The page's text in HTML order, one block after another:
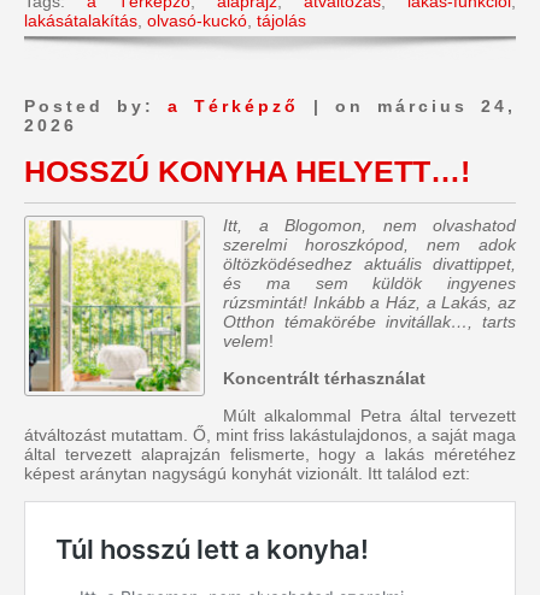
lakásátalakítás olvasó-kuckó tájolás
Posted by:a Térképző
| on március 24,
2026
HOSSZÚ KONYHA HELYETT…!
Itt, a Blogomon, nem olvashatod
szerelmi horoszkópod, nem adok
öltözködésedhez aktuális divattippet,
és ma sem küldök ingyenes
rúzsmintát! Inkább a Ház, a Lakás, az
Otthon témakörébe invitállak…, tarts
velem!
Koncentrált térhasználat
Múlt alkalommal Petra által tervezett
átváltozást mutattam. Ő, mint friss lakástulajdonos, a saját maga
által tervezett alaprajzán felismerte, hogy a lakás méretéhez
képest aránytan nagyságú konyhát vizionált. Itt találod ezt: